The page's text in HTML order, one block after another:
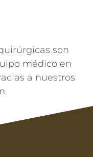
son
médico en
a nuestros